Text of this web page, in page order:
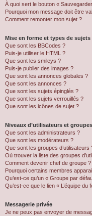
À quoi sert le bouton «
Pourquoi mon message doit être
Comment remonter mon sujet ?
Mise en forme et types de sujets
Que sont les BBCodes ?
Puis-je utiliser le HTML ?
Que sont les smileys ?
Puis-je publier des images ?
Que sont les annonces globales ?
Que sont les annonces ?
Que sont les sujets épinglés ?
Que sont les sujets verrouillés ?
Que sont les icônes de sujet ?
Niveaux d’utilisateurs et groupes
Que sont les administrateurs ?
Que sont les modérateurs ?
Que sont les groupes d’utilisateurs
Où trouver la liste des groupes
Comment devenir chef de groupe ?
Pourquoi certains membres
Qu’est-ce qu’un « Groupe par
Qu’est-ce que le lien « L’équipe du
Messagerie privée
Je ne peux pas envoyer de